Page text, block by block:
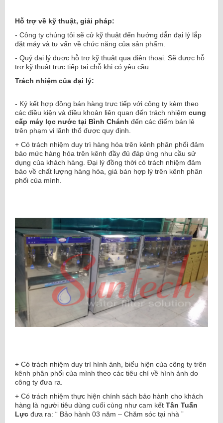
Hỗ trợ về kỹ thuật, giải pháp:
- Công ty chúng tôi sẽ cử kỹ thuật đến hướng dẫn đại lý lắp
đặt máy và tư vấn về chức năng của sản phẩm.
- Quý đại lý được hỗ trợ kỹ thuật qua điện thoại. Sẽ được hỗ
trợ kỹ thuật trực tiếp tại chỗ khi có yêu cầu.
Trách nhiệm của đại lý:
- Ký kết hợp đồng bán hàng trực tiếp với công ty kèm theo
các điều kiện và điều khoản liên quan đến trách nhiệm cung
cấp máy lọc nước tại Bình Chánh đến các điểm bán lẻ
trên phạm vi lãnh thổ được quy định.
+ Có trách nhiệm duy trì hàng hóa trên kênh phân phối đảm
bảo mức hàng hóa trên kênh đầy đủ đáp ứng nhu cầu sử
dụng của khách hàng. Đại lý đồng thời có trách nhiệm đảm
bảo về chất lượng hàng hóa, giá bán hợp lý trên kênh phân
phối của mình.
+ Có trách nhiệm duy trì hình ảnh, biểu hiện của công ty trên
kênh phân phối của mình theo các tiêu chí về hình ảnh do
công ty đưa ra.
+ Có trách nhiệm thực hiện chính sách bảo hành cho khách
hàng là người tiêu dùng cuối cùng như cam kết Tân Tuấn
Lực đưa ra: “ Bảo hành 03 năm – Chăm sóc tại nhà ”